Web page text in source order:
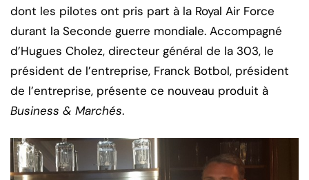
dont les pilotes ont pris part à la Royal Air Force
durant la Seconde guerre mondiale. Accompagné
d’Hugues Cholez, directeur général de la 303, le
président de l’entreprise, Franck Botbol, président
de l’entreprise, présente ce nouveau produit à
Business & Marchés.